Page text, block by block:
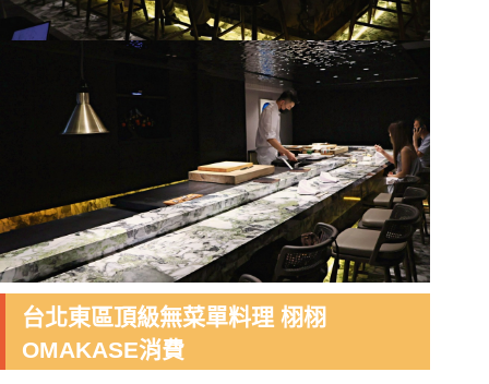
台北東區頂級無菜單料理 栩栩
OMAKASE消費